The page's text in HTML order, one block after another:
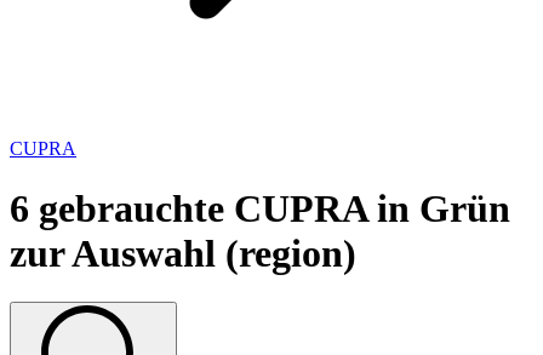
CUPRA
6 gebrauchte CUPRA in Grün
zur Auswahl (region)